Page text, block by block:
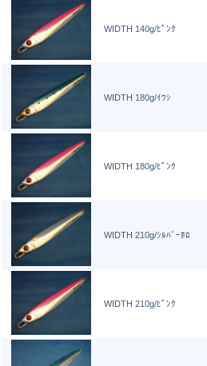
WIDTH 140g/ﾋﾟﾝｸ
WIDTH 180g/ｲﾜｼ
WIDTH 180g/ﾋﾟﾝｸ
WIDTH 210g/ｼﾙﾊﾞｰﾎﾛ
WIDTH 210g/ﾋﾟﾝｸ